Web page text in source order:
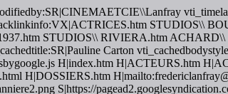
STUDIOS\\
STUDIOS\\ RIVIERA.htm ACHARD\\
Carton
H|index.htm H|ACTEURS.htm
H|DOSSIERS.htm
S|https://